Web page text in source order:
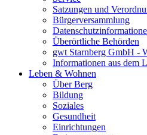
Satzungen und
Bürgerversammlung
Überörtliche Behörden
gwt Starnberg GmbH -
Informationen aus dem
Leben & Wohnen
Über Berg
Bildung
Soziales
Gesundheit
Einrichtungen